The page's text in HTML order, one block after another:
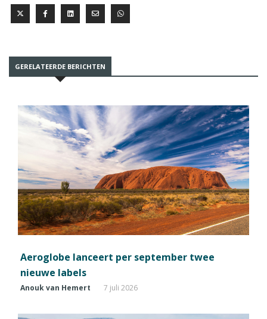
GERELATEERDE BERICHTEN
Aeroglobe lanceert per september twee
nieuwe labels
Anouk van Hemert 7 juli 2026